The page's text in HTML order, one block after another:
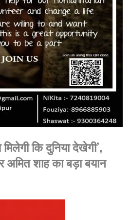
मिलेगी कि दुनिया देखेगी’,
अमित शाह का बड़ा बयान